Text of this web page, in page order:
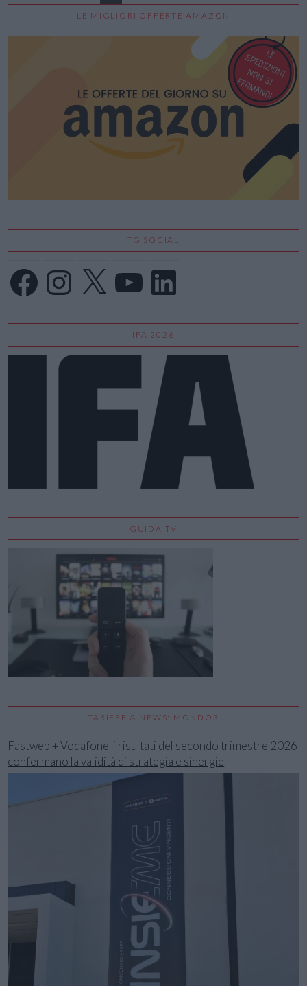
LE MIGLIORI OFFERTE AMAZON
TG SOCIAL
FacebookInstagram
X LinkedIn
IFA 2026
GUIDA TV
TARIFFE & NEWS: MONDO3
Fastweb + Vodafone, i risultati del secondo trimestre 2026
confermano la validità di strategia e sinergie